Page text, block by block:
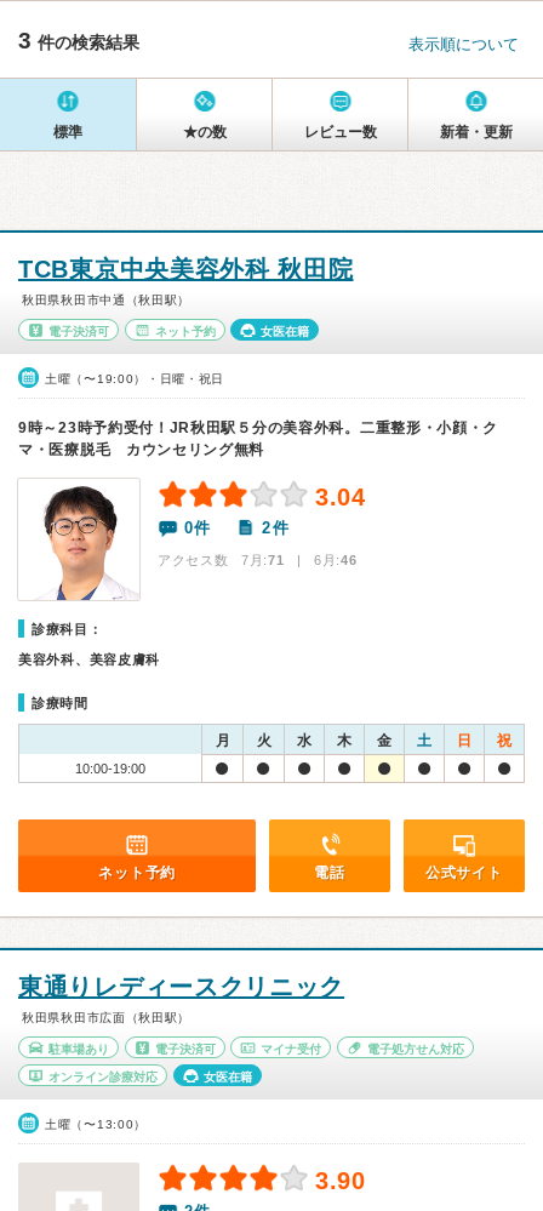
3 件の検索結果 表示順について
標準 ★の数 レビュー数 新着・更新
TCB東京中央美容外科 秋田院
秋田県秋田市中通（秋田駅）
電子決済可 ネット予約 女医在籍
土曜（〜19:00）・日曜・祝日
9時～23時予約受付！JR秋田駅５分の美容外科。二重整形・小顔・ク
マ・医療脱毛 カウンセリング無料
3.04
0件 2件
アクセス数 7月:71 | 6月:46
診療科目：
美容外科、美容皮膚科
診療時間
月 火 水 木 金 土 日 祝
10:00-19:00
ネット予約 電話 公式サイト
東通りレディースクリニック
秋田県秋田市広面（秋田駅）
駐車場あり 電子決済可 マイナ受付 電子処方せん対応
オンライン診療対応 女医在籍
土曜（〜13:00）
3.90